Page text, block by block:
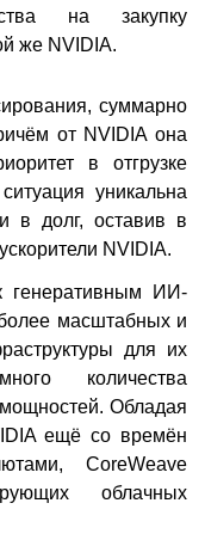
на закупку
же NVIDIA.
суммарно
от NVIDIA она
в отгрузке
уникальна
в долг, оставив в
NVIDIA.
генеративным ИИ-
масштабных и
для их
количества
Обладая
ещё со времён
CoreWeave
облачных